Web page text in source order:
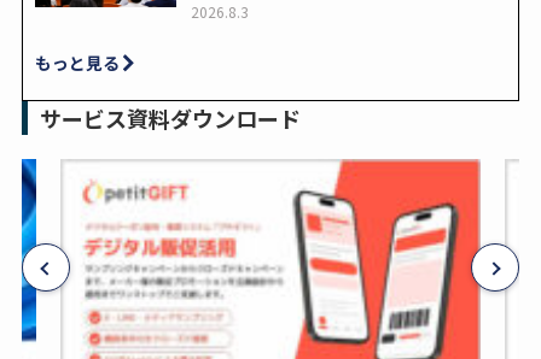
2026.8.3
もっと見る
サービス資料ダウンロード